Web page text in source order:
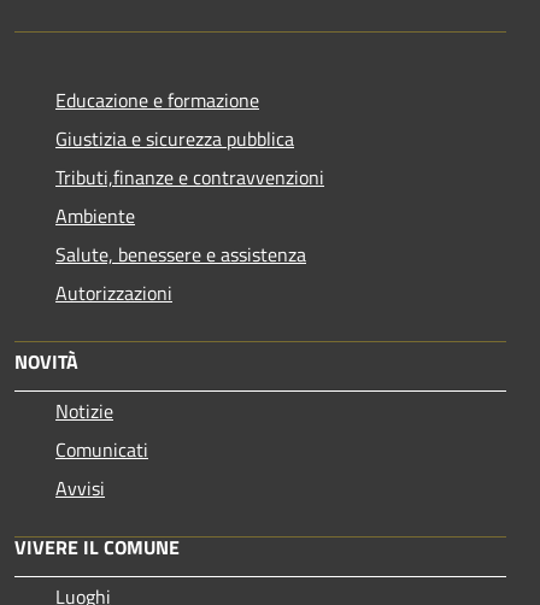
Educazione e formazione
Giustizia e sicurezza pubblica
Tributi,finanze e contravvenzioni
Ambiente
Salute, benessere e assistenza
Autorizzazioni
NOVITÀ
Notizie
Comunicati
Avvisi
VIVERE IL COMUNE
Luoghi